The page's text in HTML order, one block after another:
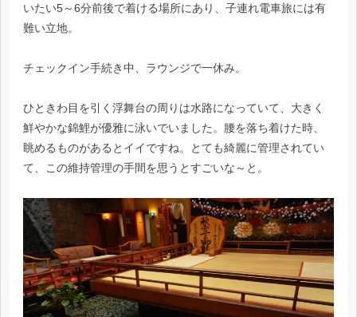
いたい5～6分前後で着ける場所にあり、子連れ電車旅には有
難い立地。
チェックイン手続き中、ラウンジで一休み。
ひときわ目を引く浮舞台の周りは水路になっていて、大きく
鮮やかな錦鯉が優雅に泳いでいました。腰を落ち着けた時、
眺めるものがあるとイイですね。とても綺麗に管理されてい
て、この維持管理の手間を思うとすごいな～と。